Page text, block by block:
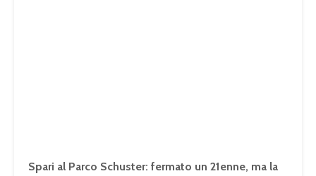
Spari al Parco Schuster: fermato un 21enne, ma la